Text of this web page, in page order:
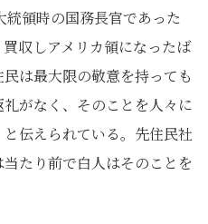
統領時の国務長官であった
収しアメリカ領になったば
は最大限の敬意を持っても
がなく、そのことを人々に
伝えられている。先住民社
たり前で白人はそのことを